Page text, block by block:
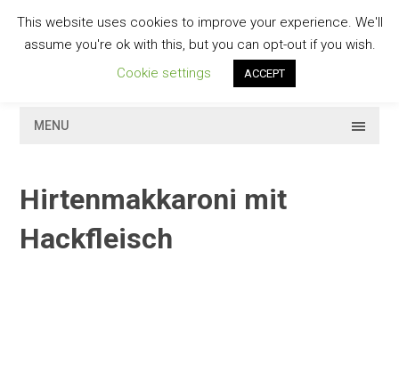
contentGESCHMACKVOLL
MENU
Hirtenmakkaroni mit
Hackfleisch
This website uses cookies to improve your experience. We'll
assume you're ok with this, but you can opt-out if you wish.
Cookie settings
ACCEPT